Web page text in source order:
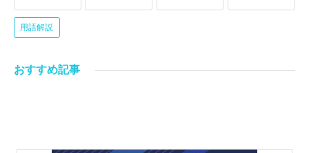
用語解説
おすすめ記事